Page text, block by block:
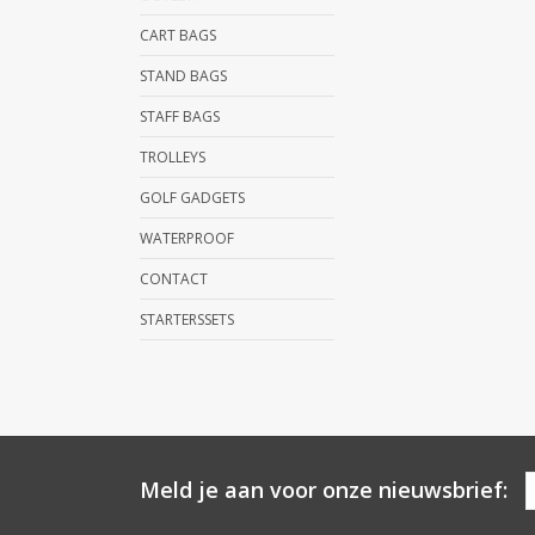
CART BAGS
STAND BAGS
STAFF BAGS
TROLLEYS
GOLF GADGETS
WATERPROOF
CONTACT
STARTERSSETS
Meld je aan voor onze nieuwsbrief: